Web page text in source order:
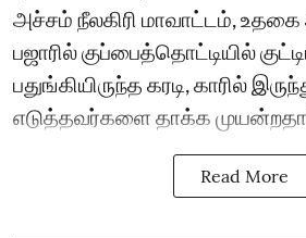
அச்சம் நீலகிரி மாவாட்டம்,
பஜாரில் குப்பைத்தொட்டியில்
பதுங்கியிருந்த கரடி, காரில்
எடுத்தவர்களை தாக்க முயன்றதால்
Read More